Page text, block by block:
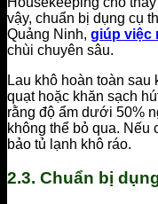
vậy, chuẩn bị dụng cụ
Quảng Ninh, giúp việc
chùi chuyên sâu.
Lau khô hoàn toàn
quạt hoặc khăn sạch
rằng độ ẩm dưới 50%
không thể bỏ qua. Nếu
bảo tủ lạnh khô ráo.
2.3. Chuẩn bị